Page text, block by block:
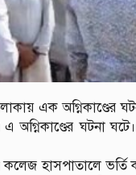
এক অগ্নিকাণ্ডের
ঘটনা ঘটে।
হাসপাতালে ভর্তি